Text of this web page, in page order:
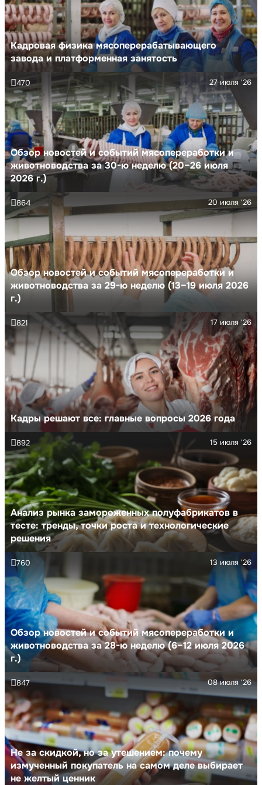
Кадровая физика мясоперерабатывающего
завода и платформенная занятость
Обзор новостей и событий мясопереработки и
животноводства за 30-ю неделю (20–26 июля
2026 г.)
27 июля '26
470
Обзор новостей и событий мясопереработки и
животноводства за 29-ю неделю (13–19 июля 2026
г.)
20 июля '26
864
Кадры решают все: главные вопросы 2026 года
17 июля '26
821
Анализ рынка замороженных полуфабрикатов в
тесте: тренды, точки роста и технологические
решения
15 июля '26
892
Обзор новостей и событий мясопереработки и
животноводства за 28-ю неделю (6–12 июля 2026
г.)
13 июля '26
760
Не за скидкой, но за утешением: почему
измученный покупатель на самом деле выбирает
не желтый ценник
08 июля '26
847